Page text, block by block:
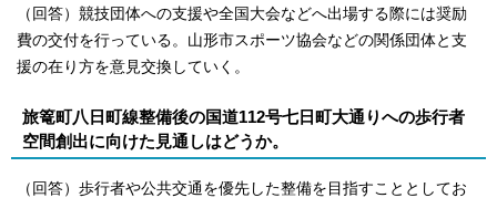
（回答）競技団体への支援や全国大会などへ出場する際には奨励
費の交付を行っている。山形市スポーツ協会などの関係団体と支
援の在り方を意見交換していく。
旅篭町八日町線整備後の国道112号七日町大通りへの歩行者
空間創出に向けた見通しはどうか。
（回答）歩行者や公共交通を優先した整備を目指すこととしてお